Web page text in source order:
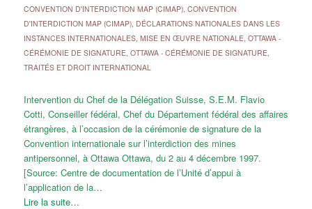
CONVENTION D'INTERDICTION MAP (CIMAP), CONVENTION
D'INTERDICTION MAP (CIMAP), DÉCLARATIONS NATIONALES DANS LES
INSTANCES INTERNATIONALES, MISE EN ŒUVRE NATIONALE, OTTAWA -
CÉRÉMONIE DE SIGNATURE, OTTAWA - CÉRÉMONIE DE SIGNATURE,
TRAITÉS ET DROIT INTERNATIONAL
Intervention du Chef de la Délégation Suisse, S.E.M. Flavio
Cotti, Conseiller fédéral, Chef du Département fédéral des affaires
étrangères, à l’occasion de la cérémonie de signature de la
Convention internationale sur l’interdiction des mines
antipersonnel, à Ottawa Ottawa, du 2 au 4 décembre 1997.
[Source: Centre de documentation de l’Unité d’appui à
l’application de la…
Lire la suite…